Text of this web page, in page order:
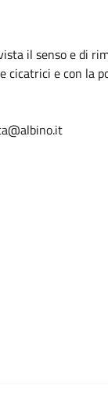
il senso e di
e con la